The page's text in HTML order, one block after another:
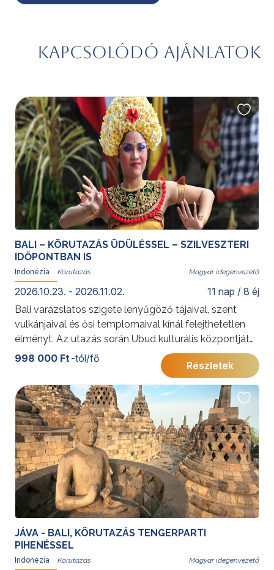
Kapcsolódó ajánlatok
BALI – KÖRUTAZÁS ÜDÜLÉSSEL – SZILVESZTERI
IDŐPONTBAN IS
Indonézia Magyar idegenvezető
2026.10.23. - 2026.11.02. 11 nap / 8 éj
Bali varázslatos szigete lenyűgöző tájaival, szent
vulkánjaival és ősi templomaival kínál felejthetetlen
élményt. Az utazás során Ubud kulturális központjától
a rizsföldekig és sziklatemplomokig fedezheti fel a
balinéz hagyományok és a természet harmóniáját.
Kedvelt körutazásunk szilveszteri időpontban is
foglalható gazdag programokkal és az árban foglalt
szilveszteri vacsorával. A weboldalon feltüntetett
irányár a legkedvezőbb árú időpont részvételi díja. Az
árak részleteiről az időpont kiválasztását követően
tájékozódhat.
További érdekességekért Indonéziáról kattintson ide.
998 000 Ft -tól/fő
Részletek
JÁVA - BALI, KÖRUTAZÁS TENGERPARTI
PIHENÉSSEL
Indonézia Magyar idegenvezető